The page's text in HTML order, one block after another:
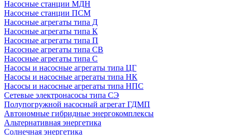
Насосные станции МДН
Насосные станции ПСМ
Насосные агрегаты типа Д
Насосные агрегаты типа К
Насосные агрегаты типа П
Насосные агрегаты типа СВ
Насосные агрегаты типа С
Насосы и насосные агрегаты типа ЦГ
Насосы и насосные агрегаты типа НК
Насосы и насосные агрегаты типа НПС
Сетевые электронасосы типа СЭ
Полупогружной насосный агрегат ГДМП
Автономные гибридные энергокомплексы
Альтернативная энергетика
Солнечная энергетика